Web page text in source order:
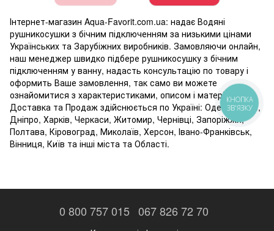
Інтернет-магазин Aqua-Favorit.com.ua: надає Водяні
рушникосушки з бічним підключенням за низькими цінами
Українських та Зарубіжних виробників. Замовляючи онлайн,
наш менеджер швидко підбере рушникосушку з бічним
підключенням у ванну, надасть консультацію по товару і
оформить Ваше замовлення, так само ви можете
ознайомитися з характеристиками, описом і матеріалами.
Доставка та Продаж здійснюється по Україні: Одеса, Рівне,
Дніпро, Харків, Черкаси, Житомир, Чернівці, Запоріжжя,
Полтава, Кіровоград, Миколаїв, Херсон, Івано-Франківськ,
Вінниця, Київ та інші міста та Області.
0 800 757 015 067 826 72 70
КНОПКА
ЗВ'ЯЗКУ